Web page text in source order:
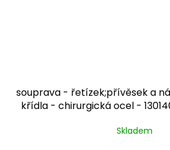
souprava - řetízek;přívěsek a
křídla - chirurgická ocel -
Skladem